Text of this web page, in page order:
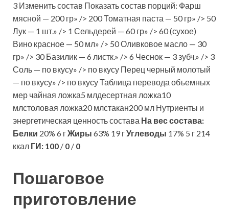
3 Изменить состав Показать состав порций: Фарш
мясной — 200 гр» /> 200 Томатная паста — 50 гр» /> 50
Лук — 1 шт.» /> 1 Сельдерей — 60 гр» /> 60 (сухое)
Вино красное — 50 мл» /> 50 Оливковое масло — 30
гр» /> 30 Базилик — 6 листк.» /> 6 Чеснок — 3 зубч.» /> 3
Соль — по вкусу» /> по вкусу Перец черный молотый
— по вкусу» /> по вкусу Таблица перевода объемных
мер чайная ложка5 млдесертная ложка10
млстоловая ложка20 млстакан200 мл Нутриенты и
энергетическая ценность состава На вес состава:
Белки 20% 6 гЖиры 63% 19 гУглеводы 17% 5 г 214
ккал ГИ: 100 / 0 / 0
Пошаговое
приготовление